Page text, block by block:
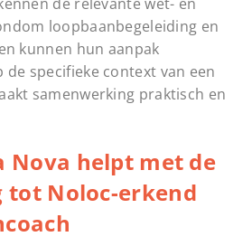
loopbaanbegeleiding en
kunnen hun aanpak
de specifieke context van een
samenwerking praktisch en
Nova helpt met de
tot Noloc-erkend